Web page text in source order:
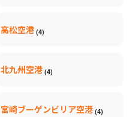
高松空港 (4)
北九州空港 (4)
宮崎ブーゲンビリア空港 (4)